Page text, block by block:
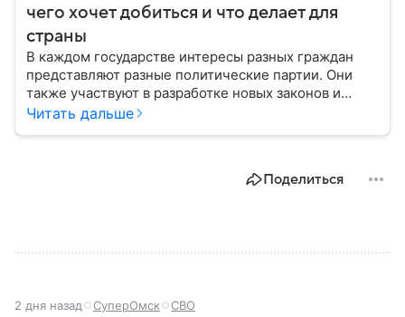
чего хочет добиться и что делает для
страны
В каждом государстве интересы разных граждан
представляют разные политические партии. Они
также участвуют в разработке новых законов и
помогают управлять страной. Некоторые из них
Вспоминаем, как партия «Единая Россия» стала
Читать дальше
Поделиться
2 дня назад СуперОмск СВО